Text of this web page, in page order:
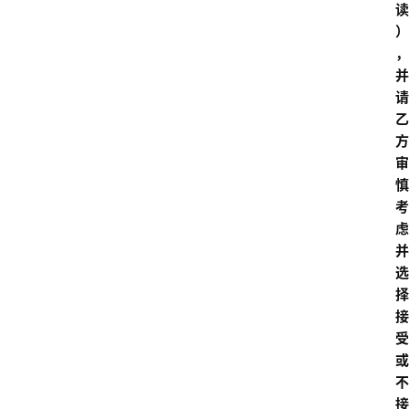
读
）
，
并
请
乙
方
审
慎
考
虑
并
选
择
接
受
或
不
接